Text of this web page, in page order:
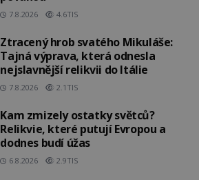
7.8.2026 4.6TIS
Ztracený hrob svatého Mikuláše:
Tajná výprava, která odnesla
nejslavnější relikvii do Itálie
7.8.2026 2.1TIS
Kam zmizely ostatky světců?
Relikvie, které putují Evropou a
dodnes budí úžas
6.8.2026 2.9TIS